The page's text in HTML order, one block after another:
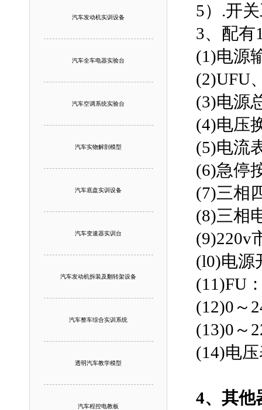
汽车发动机实训设备
汽车全车电器实验台
汽车空调系统实验台
汽车实物解剖模型
汽车底盘实训设备
汽车变速器实训台
汽车发动机拆装及翻转架设备
汽车整车综合实训系统
透明汽车教学模型
汽车程控电教板
5）.开
3、配有
(1)
(3)电源
(4)电压
(5)电流
(6)急停
(7)三相
(8)三相
(9)220v
(l0)电源
(11)FU
(12)0～
(13)0～
(14)电
4、其他